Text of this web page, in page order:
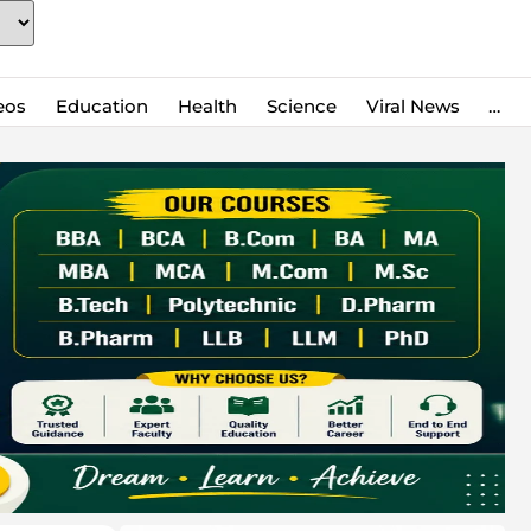
Education Health Science Viral News …